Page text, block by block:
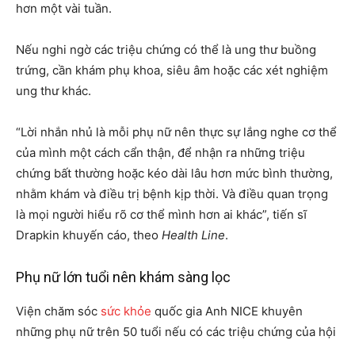
hơn một vài tuần.
Nếu nghi ngờ các triệu chứng có thể là ung thư buồng
trứng, cần khám phụ khoa, siêu âm hoặc các xét nghiệm
ung thư khác.
“Lời nhắn nhủ là mỗi phụ nữ nên thực sự lắng nghe cơ thể
của mình một cách cẩn thận, để nhận ra những triệu
chứng bất thường hoặc kéo dài lâu hơn mức bình thường,
nhằm khám và điều trị bệnh kịp thời. Và điều quan trọng
là mọi người hiểu rõ cơ thể mình hơn ai khác”, tiến sĩ
Drapkin khuyến cáo, theo Health Line.
Phụ nữ lớn tuổi nên khám sàng lọc
Viện chăm sóc sức khỏe quốc gia Anh NICE khuyên
những phụ nữ trên 50 tuổi nếu có các triệu chứng của hội